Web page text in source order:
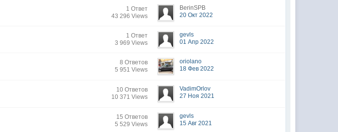
1 Ответ
43 296 Views
BerinSPB
20 Окт 2022
1 Ответ
3 969 Views
gevls
01 Апр 2022
8 Ответов
5 951 Views
oriolano
18 Фев 2022
10 Ответов
10 371 Views
VadimOrlov
27 Ноя 2021
15 Ответов
5 529 Views
gevls
15 Авг 2021